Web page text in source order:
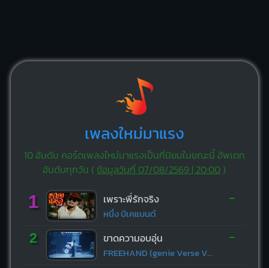
เพลงใหม่มาแรง
10 อันดับ คอร์ดเพลงใหม่มาแรงเป็นที่นิยมในขณะนี้ อัพเดท
อันดับทุกวัน ( ข้อมูลวันที่ 07/08/2569 | 20:00 )
1 เพราะพี่รักจริง
หนึ่ง บีเคแบนด์
-
2 ขาดความอบอุ่น
FREEHAND (genie Verse Vol.1)
-